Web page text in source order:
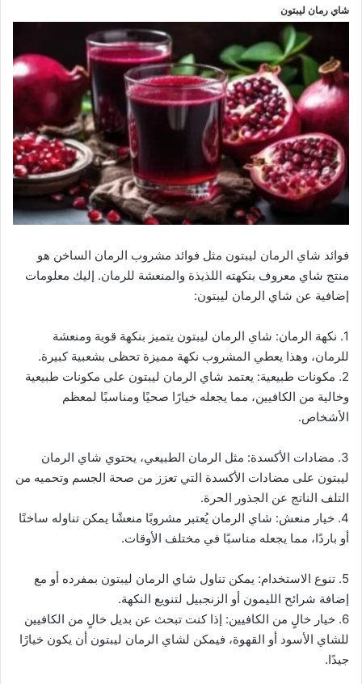
شاي رمان ليبتون
فوائد شاي الرمان ليبتون مثل فوائد مشروب الرمان الساخن هو
منتج شاي معروف بنكهته اللذيذة والمنعشة للرمان. إليك معلومات
إضافية عن شاي الرمان ليبتون:
1. نكهة الرمان: شاي الرمان ليبتون يتميز بنكهة قوية ومنعشة
للرمان، وهذا يعطي المشروب نكهة مميزة تحظى بشعبية كبيرة.
2. مكونات طبيعية: يعتمد شاي الرمان ليبتون على مكونات طبيعية
وخالية من الكافيين، مما يجعله خيارًا صحيًا ومناسبًا لمعظم
الأشخاص.
3. مضادات الأكسدة: مثل الرمان الطبيعي، يحتوي شاي الرمان
ليبتون على مضادات الأكسدة التي تعزز من صحة الجسم وتحميه من
التلف الناتج عن الجذور الحرة.
4. خيار منعش: شاي الرمان يُعتبر مشروبًا منعشًا يمكن تناوله ساخنًا
أو باردًا، مما يجعله مناسبًا في مختلف الأوقات.
5. تنوع الاستخدام: يمكن تناول شاي الرمان ليبتون بمفرده أو مع
إضافة شرائح الليمون أو الزنجبيل لتنويع النكهة.
6. خيار خالٍ من الكافيين: إذا كنت تبحث عن بديل خالٍ من الكافيين
للشاي الأسود أو القهوة، فيمكن لشاي الرمان ليبتون أن يكون خيارًا
جيدًا.